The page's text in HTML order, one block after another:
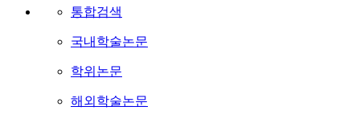
통합검색
국내학술논문
학위논문
해외학술논문